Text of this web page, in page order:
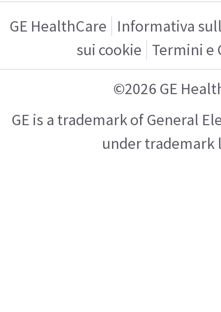
GE HealthCare
Informativa
sui cookie Termini e
©2026 GE
GE is a trademark of General
under trademark